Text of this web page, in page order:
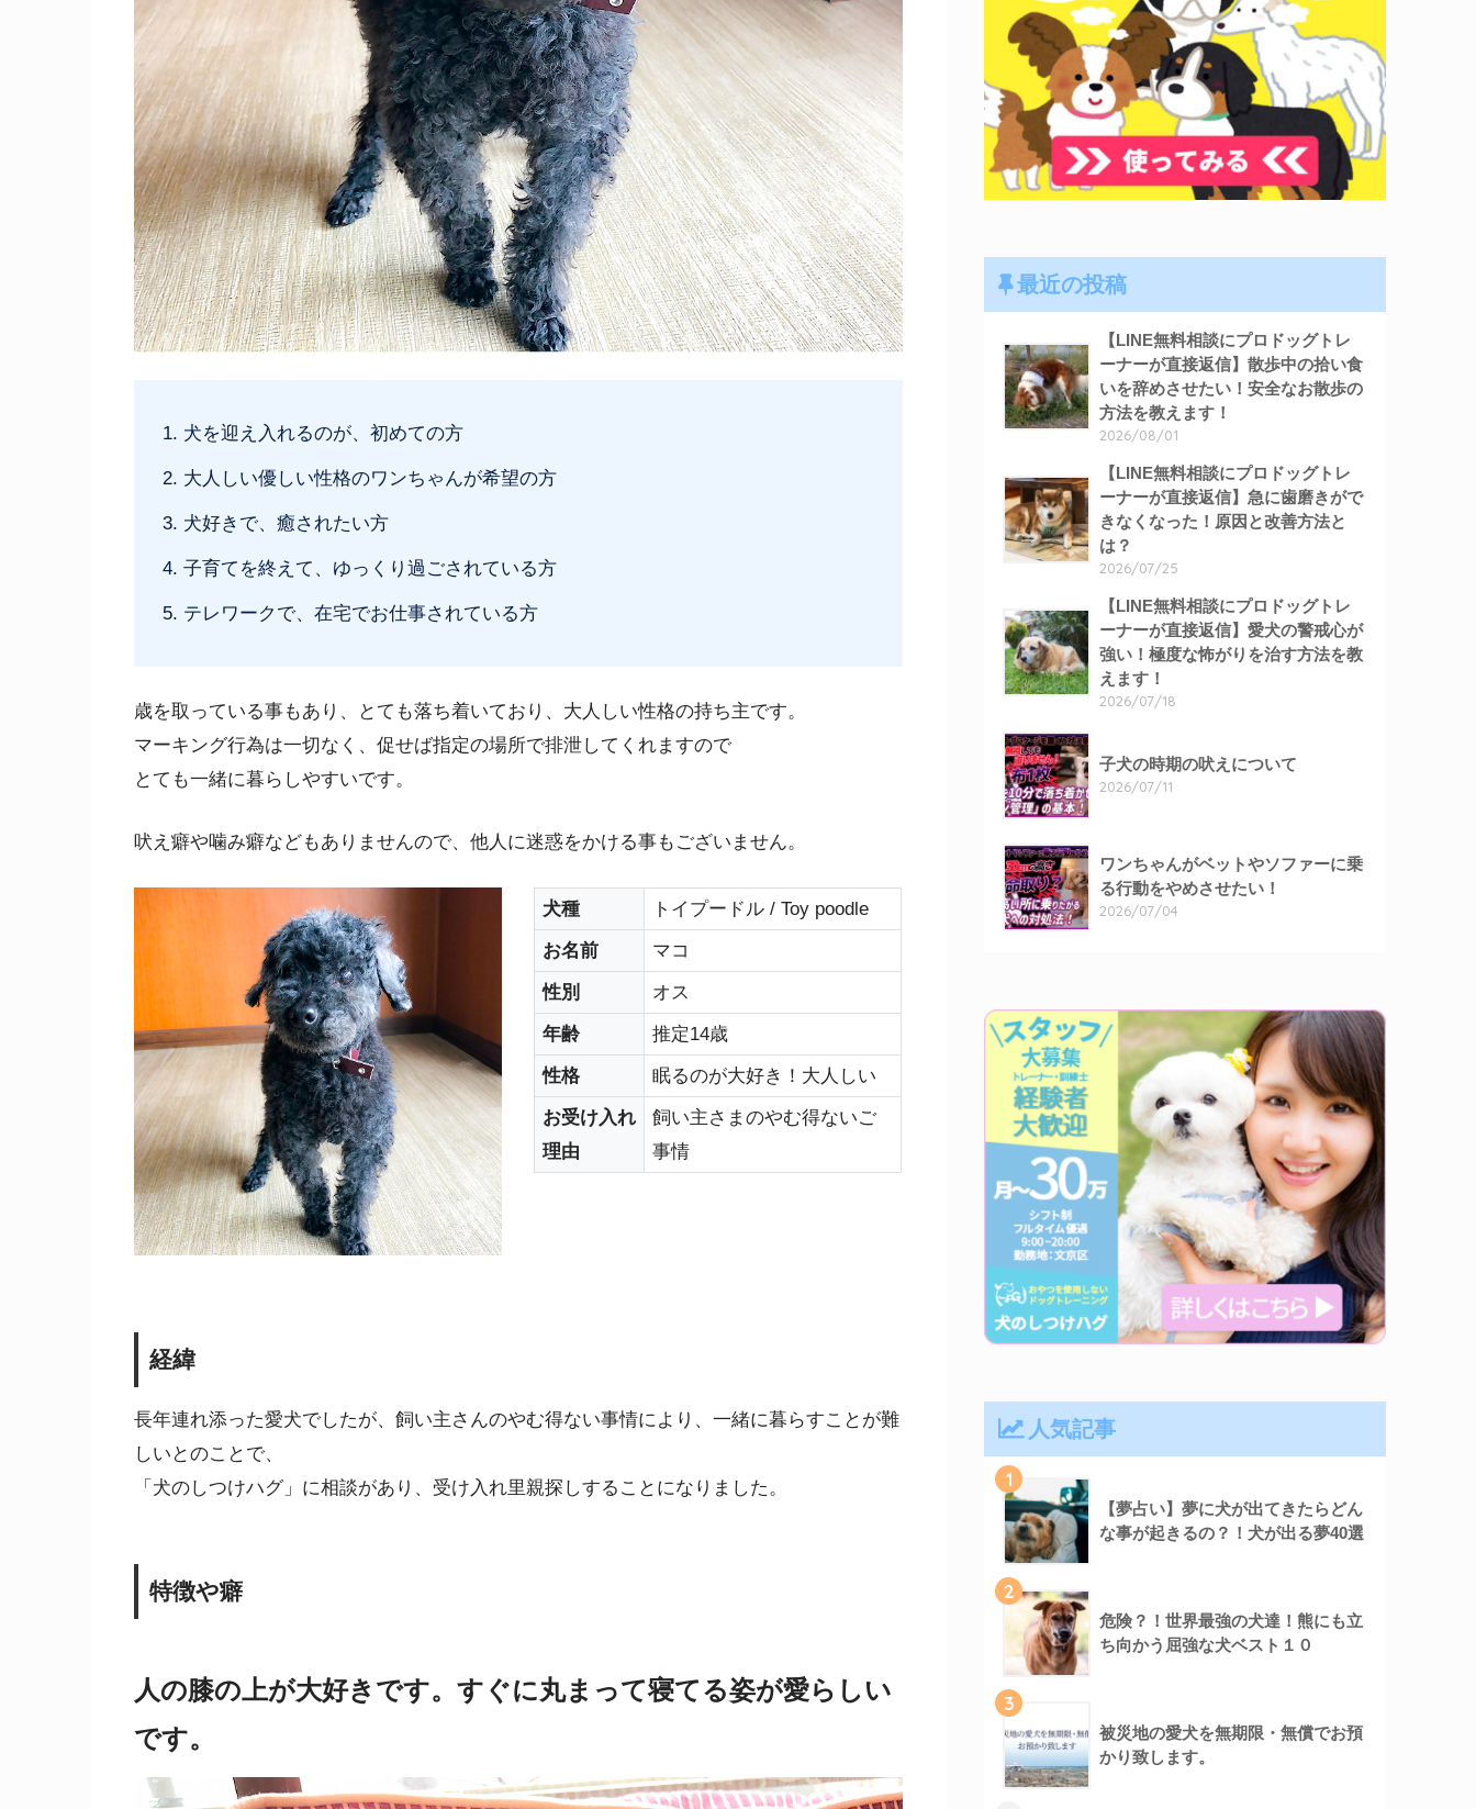
犬を迎え入れるのが、初めての方
大人しい優しい性格のワンちゃんが希望の方
犬好きで、癒されたい方
子育てを終えて、ゆっくり過ごされている方
テレワークで、在宅でお仕事されている方
歳を取っている事もあり、とても落ち着いており、大人しい性格の持ち主です。
マーキング行為は一切なく、促せば指定の場所で排泄してくれますので
とても一緒に暮らしやすいです。
吠え癖や噛み癖などもありませんので、他人に迷惑をかける事もございません。
犬種
トイプードル / Toy poodle
お名前
マコ
性別
オス
年齢
推定14歳
性格
眠るのが大好き！大人しい
お受け入れ
理由
飼い主さまのやむ得ないご
事情
経緯
長年連れ添った愛犬でしたが、飼い主さんのやむ得ない事情により、一緒に暮らすことが難
しいとのことで、
「犬のしつけハグ」に相談があり、受け入れ里親探しすることになりました。
特徴や癖
人の膝の上が大好きです。すぐに丸まって寝てる姿が愛らしい
です。
最近の投稿
【LINE無料相談にプロドッグトレ
ーナーが直接返信】散歩中の拾い食
いを辞めさせたい！安全なお散歩の
方法を教えます！
2026/08/01
【LINE無料相談にプロドッグトレ
ーナーが直接返信】急に歯磨きがで
きなくなった！原因と改善方法と
は？
2026/07/25
【LINE無料相談にプロドッグトレ
ーナーが直接返信】愛犬の警戒心が
強い！極度な怖がりを治す方法を教
えます！
2026/07/18
子犬の時期の吠えについて
2026/07/11
ワンちゃんがベットやソファーに乗
る行動をやめさせたい！
2026/07/04
人気記事
1
【夢占い】夢に犬が出てきたらどん
な事が起きるの？！犬が出る夢40選
2
危険？！世界最強の犬達！熊にも立
ち向かう屈強な犬ベスト１０
3
被災地の愛犬を無期限・無償でお預
かり致します。